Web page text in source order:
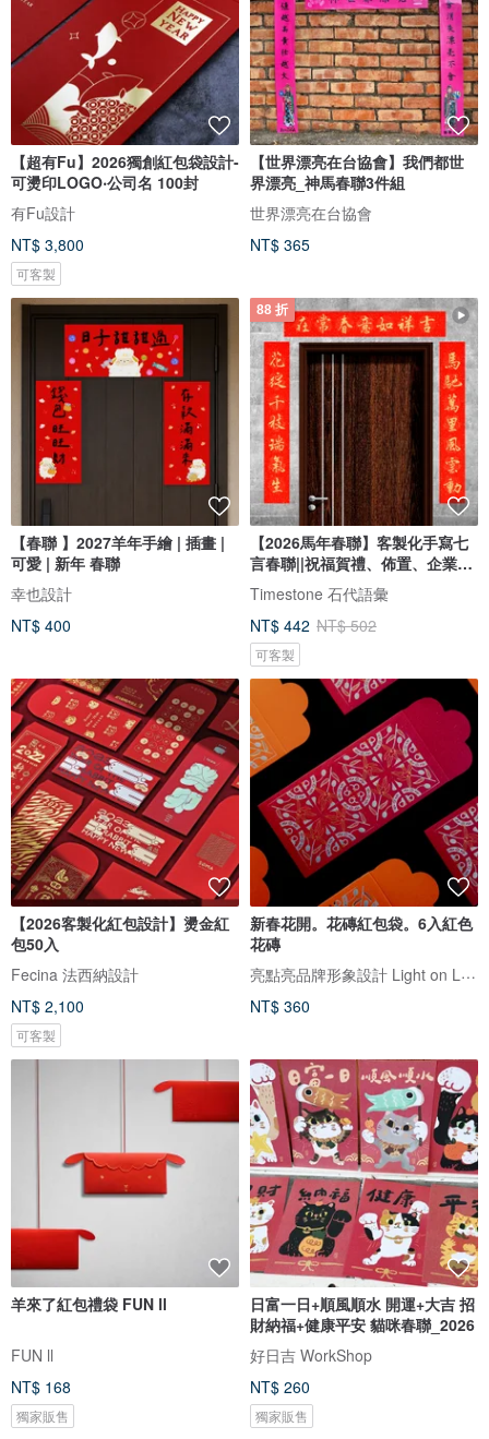
【超有Fu】2026獨創紅包袋設計-
可燙印LOGO‧公司名 100封
有Fu設計
NT$ 3,800
可客製
【世界漂亮在台協會】我們都世
界漂亮_神馬春聯3件組
世界漂亮在台協會
NT$ 365
【春聯 】2027羊年手繪 | 插畫 |
可愛 | 新年 春聯
幸也設計
NT$ 400
88 折
【2026馬年春聯】客製化手寫七
言春聯||祝福賀禮、佈置、企業禮
贈
Timestone 石代語彙
NT$ 442 NT$ 502
可客製
【2026客製化紅包設計】燙金紅
包50入
Fecina 法西納設計
NT$ 2,100
可客製
新春花開。花磚紅包袋。6入紅色
花磚
亮點亮品牌形象設計 Light on Liang Design
NT$ 360
羊來了紅包禮袋 FUN ll
FUN ll
NT$ 168
獨家販售
日富一日+順風順水 開運+大吉 招
財納福+健康平安 貓咪春聯_2026
好日吉 WorkShop
NT$ 260
獨家販售